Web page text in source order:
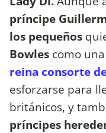
príncipe
los pequeños
Bowles como
reina consorte
esforzarse para
británicos, y
príncipes